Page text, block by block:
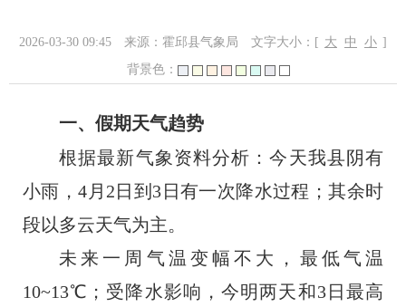
2026-03-30 09:45 来源：霍邱县气象局 文字大小：[ 大 中 小 ]
背景色：
一、假期天气趋势
根据最新气象资料分析：今天我县阴有
小雨，4月2日到3日有一次降水过程；其余时
段以多云天气为主。
未来一周气温变幅不大，最低气温
10~13℃；受降水影响，今明两天和3日最高